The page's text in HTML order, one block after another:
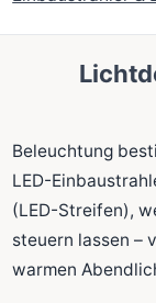
Beleuchtung
LED-
(LED-Streifen),
steuern lassen –
warmen